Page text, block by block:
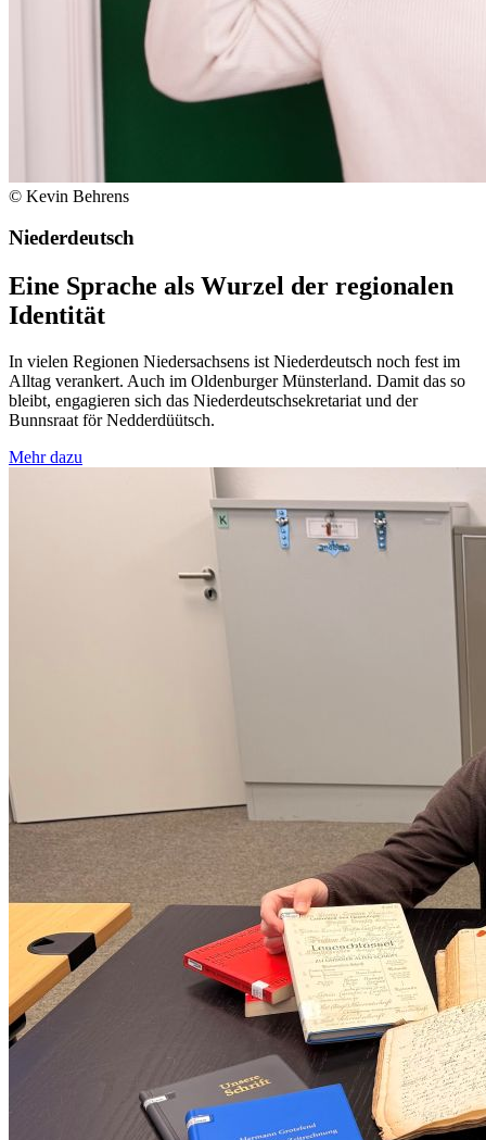
© Kevin Behrens
Niederdeutsch
Eine Sprache als Wurzel der regionalen
Identität
In vielen Regionen Niedersachsens ist Niederdeutsch noch fest im
Alltag verankert. Auch im Oldenburger Münsterland. Damit das so
bleibt, engagieren sich das Niederdeutschsekretariat und der
Bunnsraat för Nedderdüütsch.
Mehr dazu